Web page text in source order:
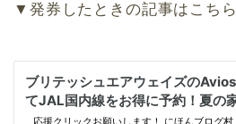
▼発券したときの記事はこちら